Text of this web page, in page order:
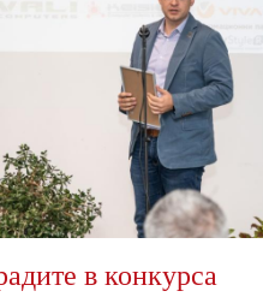
в конкурса